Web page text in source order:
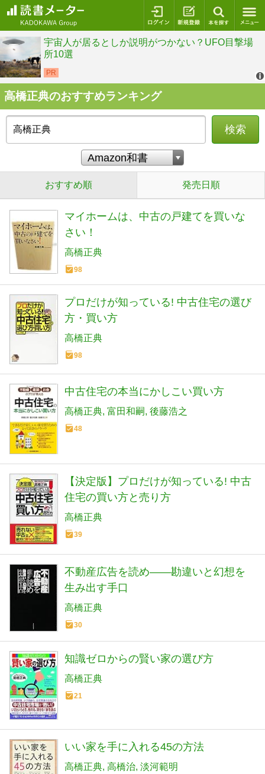
ログイン 新規登録
高橋正典のおすすめランキング
検索
おすすめ順 発売日順
マイホームは、中古の戸建てを買いな
さい！
高橋正典
98
プロだけが知っている! 中古住宅の選び
方・買い方
高橋正典
98
中古住宅の本当にかしこい買い方
高橋正典 富田和嗣 後藤浩之
48
【決定版】プロだけが知っている! 中古
住宅の買い方と売り方
高橋正典
39
不動産広告を読め――勘違いと幻想を
生み出す手口
高橋正典
30
知識ゼロからの賢い家の選び方
高橋正典
21
いい家を手に入れる45の方法
高橋正典 高橋治 淡河範明